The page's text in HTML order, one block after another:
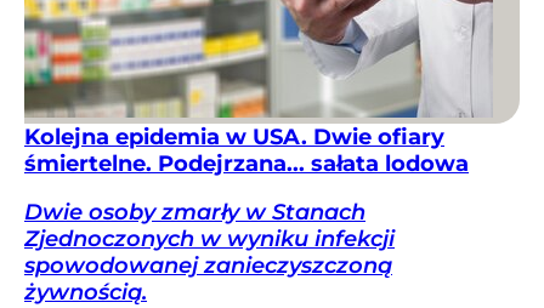
Kolejna epidemia w USA. Dwie ofiary
śmiertelne. Podejrzana... sałata lodowa
Dwie osoby zmarły w Stanach
Zjednoczonych w wyniku infekcji
spowodowanej zanieczyszczoną
żywnością.